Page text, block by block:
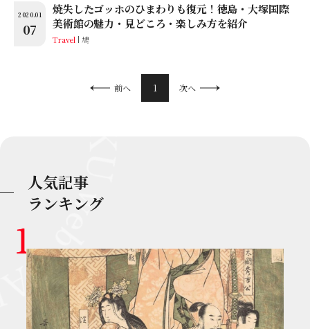
2020.01
07
焼失したゴッホのひまわりも復元！徳島・大塚国際
美術館の魅力・見どころ・楽しみ方を紹介
Travel 鳩
前へ 1 次へ
人気記事
ランキング